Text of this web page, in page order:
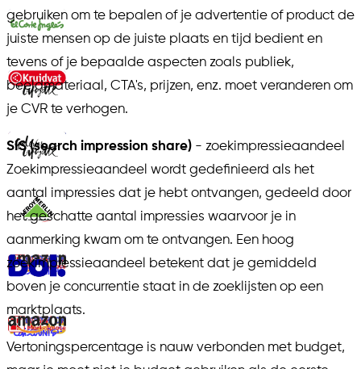
gebruiken om te bepalen of je advertentie of product de
juiste mensen op de juiste plaats en tijd bedient en
tevens of je bepaalde aspecten zoals publiek,
beeldmateriaal, CTA's, prijzen, enz. moet veranderen om
je CVR te verhogen.
SIS (search impression share) - zoekimpressieaandeel
Zoekimpressieaandeel wordt gedefinieerd als het
aantal impressies dat je hebt ontvangen, gedeeld door
het geschatte aantal impressies waarvoor je in
aanmerking kwam om te ontvangen. Een hoog
zoekimpressieaandeel betekent dat je gemiddeld
boven je concurrentie staat in de zoeklijsten op een
marktplaats.
Vertoningspercentage is nauw verbonden met budget,